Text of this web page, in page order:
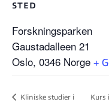
STED
Forskningsparken
Gaustadalleen 21
Oslo, 0346 Norge +
Kliniske studier i Kurs